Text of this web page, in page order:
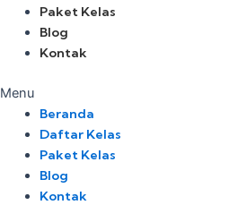
Paket Kelas
Blog
Kontak
Menu
Beranda
Daftar Kelas
Paket Kelas
Blog
Kontak